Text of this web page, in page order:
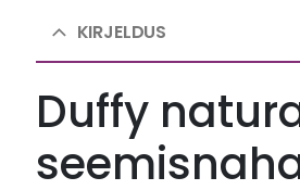
KIRJELDUS
Duffy